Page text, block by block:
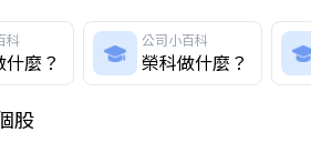
科
麼？
公司小百科
榮科做什麼？
股